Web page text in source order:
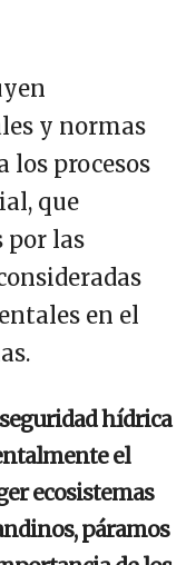
y normas
los procesos
que
por las
en el
hídrica
el
ecosistemas
páramos